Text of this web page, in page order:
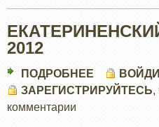
2012
ПОДРОБНЕЕ
ЗАРЕГИСТРИРУЙТЕСЬ,
комментарии